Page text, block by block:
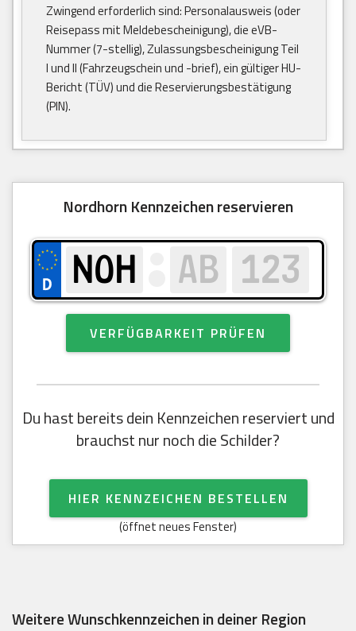
Zwingend erforderlich sind: Personalausweis (oder
Reisepass mit Meldebescheinigung), die eVB-
Nummer (7-stellig), Zulassungsbescheinigung Teil
I und II (Fahrzeugschein und -brief), ein gültiger HU-
Bericht (TÜV) und die Reservierungsbestätigung
(PIN).
Nordhorn Kennzeichen reservieren
VERFÜGBARKEIT PRÜFEN
Du hast bereits dein Kennzeichen reserviert und
brauchst nur noch die Schilder?
HIER KENNZEICHEN BESTELLEN
(öffnet neues Fenster)
Weitere Wunschkennzeichen in deiner Region